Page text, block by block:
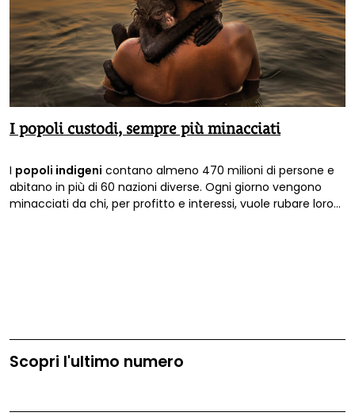
I popoli custodi, sempre più minacciati
I popoli indigeni contano almeno 470 milioni di persone e
abitano in più di 60 nazioni diverse. Ogni giorno vengono
minacciati da chi, per profitto e interessi, vuole rubare loro
Scopri l'ultimo numero